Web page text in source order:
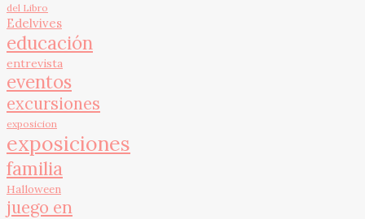
del Libro
Edelvives
educación
entrevista
eventos
excursiones
exposicion
exposiciones
familia
Halloween
juego en